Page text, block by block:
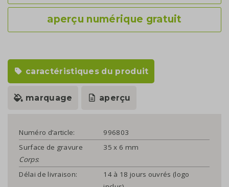
aperçu numérique gratuit
caractéristiques du produit
marquage aperçu
Numéro d’article:
996803
Surface de gravure
Corps:
35 x 6 mm
Délai de livraison:
14 à 18 jours ouvrés (logo